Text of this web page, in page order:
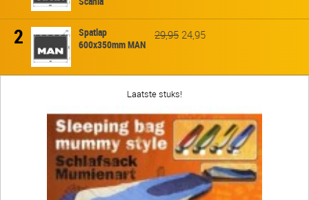
2
Spatlap
600x350mm MAN
29,95 24,95
Laatste stuks!